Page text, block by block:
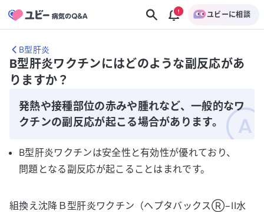
ユビーに相談
B型肝炎
B型肝炎ワクチンにはどのような副反応があ
りますか？
発熱や接種部位の赤みや腫れなど、一般的なワ
クチンの副反応が起こる場合があります。
B型肝炎ワクチンは安全性と有効性が優れており、
問題となる副反応が起こることはまれです。
組換え沈降Ｂ型肝炎ワクチン（ヘプタバックスⓇ−II水